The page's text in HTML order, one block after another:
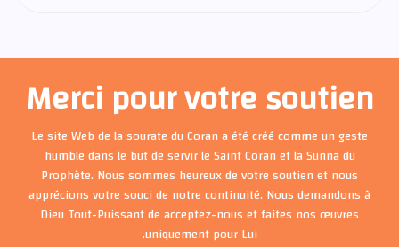
Merci pour votre soutien
Le site Web de la sourate du Coran a été créé comme un geste
humble dans le but de servir le Saint Coran et la Sunna du
Prophète. Nous sommes heureux de votre soutien et nous
apprécions votre souci de notre continuité. Nous demandons à
Dieu Tout-Puissant de acceptez-nous et faites nos œuvres
uniquement pour Lui.